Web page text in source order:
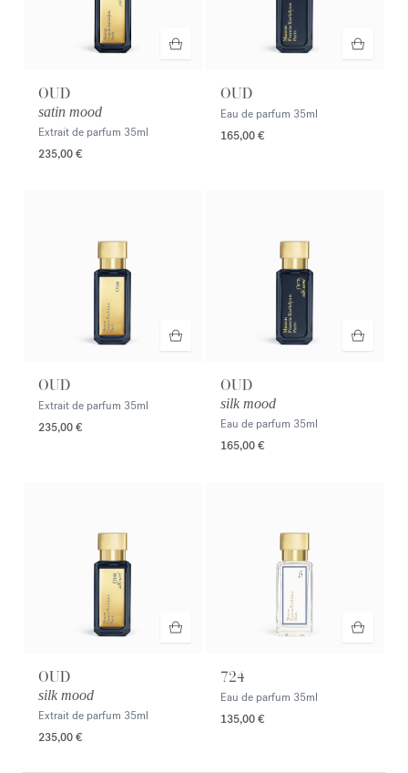
OUD
satin mood
Extrait de parfum 35ml
235,00 €
OUD
Eau de parfum 35ml
165,00 €
OUD
Extrait de parfum 35ml
235,00 €
OUD
silk mood
Eau de parfum 35ml
165,00 €
OUD
silk mood
Extrait de parfum 35ml
235,00 €
724
Eau de parfum 35ml
135,00 €